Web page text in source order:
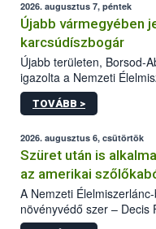
2026. augusztus 7, péntek
Újabb vármegyében
karcsúdíszbogár
Újabb területen, Borsod-
igazolta a Nemzeti
kőrisrontó
kártevőt nem csak
az intenzív felderítést,
hatósággal is
TOVÁBB >
2026. augusztus 6, csütörtök
Szüret után is
az amerikai
A Nemzeti
növényvédő szer – Decis
engedélyokiratát